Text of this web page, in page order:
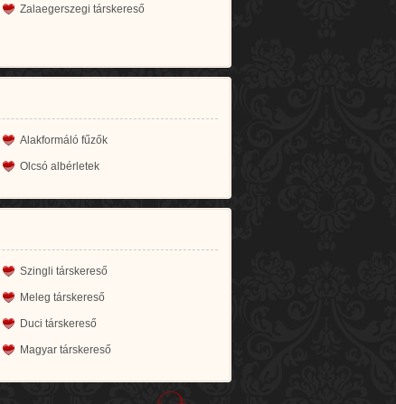
Zalaegerszegi társkereső
Alakformáló fűzők
Olcsó albérletek
Szingli társkereső
Meleg társkereső
Duci társkereső
Magyar társkereső